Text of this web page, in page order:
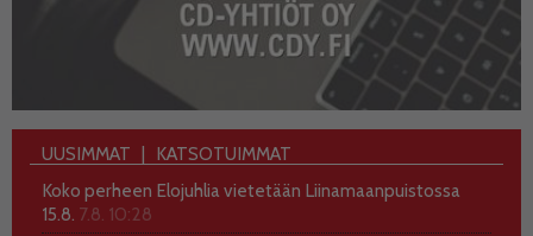
UUSIMMAT
KATSOTUIMMAT
Koko perheen Elojuhlia vietetään Liinamaanpuistossa
15.8. 7.8. 10:28